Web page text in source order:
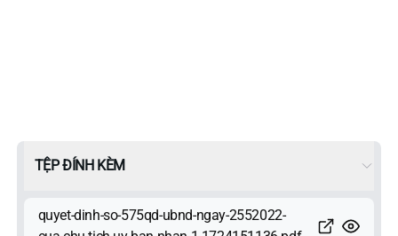
TỆP ĐÍNH KÈM
quyet-dinh-so-575qd-ubnd-ngay-2552022-